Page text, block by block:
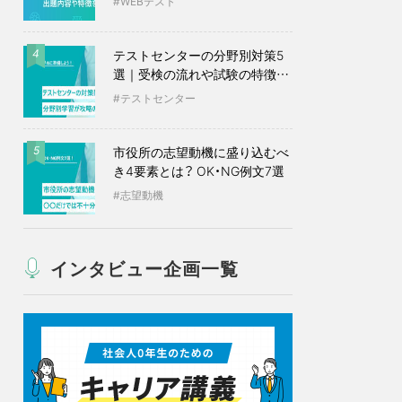
4
テストセンターの分野別対策5
選｜受検の流れや試験の特徴も
紹介
テストセンター
5
市役所の志望動機に盛り込むべ
き4要素とは？ OK・NG例文7選
志望動機
インタビュー企画一覧